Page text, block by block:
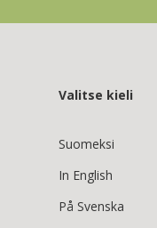
Valitse kieli
Suomeksi
In English
På Svenska